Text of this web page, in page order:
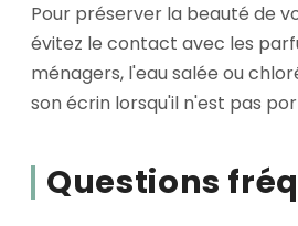
Pour préserver la beauté de
évitez le contact avec les
ménagers, l'eau salée ou
son écrin lorsqu'il n'est pas
Questions